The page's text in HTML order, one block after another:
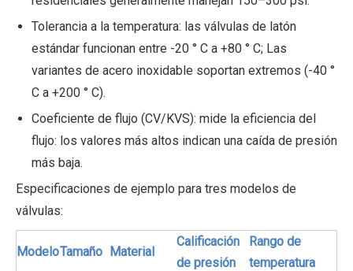
Tolerancia a la temperatura: las válvulas de latón
estándar funcionan entre -20 ° C a +80 ° C; Las
variantes de acero inoxidable soportan extremos (-40 °
C a +200 ° C).
Coeficiente de flujo (CV/KVS): mide la eficiencia del
flujo: los valores más altos indican una caída de presión
más baja.
Especificaciones de ejemplo para tres modelos de
válvulas:
ModeloTamaño Material
Calificación
de presión
Rango de
temperatura